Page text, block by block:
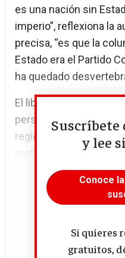
es una nación sin
imperio”, reflexiona la
precisa, “es que la
Estado era el Partido
ha quedado
El libro recoge las
personajes, de gentes
región del Donbás,
metal o historias como...
Suscríbete
y lee
Conoce
Si quieres
gratuitos,